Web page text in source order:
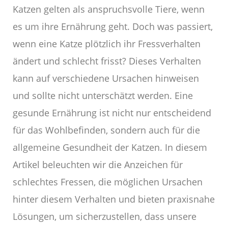
Katzen gelten als anspruchsvolle Tiere, wenn
es um ihre Ernährung geht. Doch was passiert,
wenn eine Katze plötzlich ihr Fressverhalten
ändert und schlecht frisst? Dieses Verhalten
kann auf verschiedene Ursachen hinweisen
und sollte nicht unterschätzt werden. Eine
gesunde Ernährung ist nicht nur entscheidend
für das Wohlbefinden, sondern auch für die
allgemeine Gesundheit der Katzen. In diesem
Artikel beleuchten wir die Anzeichen für
schlechtes Fressen, die möglichen Ursachen
hinter diesem Verhalten und bieten praxisnahe
Lösungen, um sicherzustellen, dass unsere